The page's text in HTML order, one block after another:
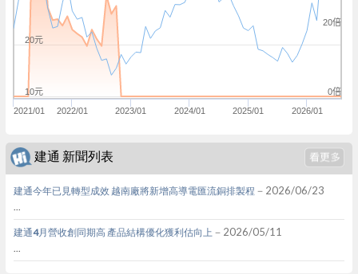
2021/01 2022/01 2023/01 2024/01 2025/01 2026/01
0倍
20倍
10元
20元
建通 新聞列表
建通今年已見轉型成效 越南廠將新增高導電匯流銅排製程 －2026/06/23
...
建通4月營收創同期高 產品結構優化獲利估向上 －2026/05/11
...